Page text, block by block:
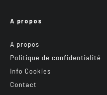
A propos
A propos
Politique de confidentialité
Info Cookies
Contact